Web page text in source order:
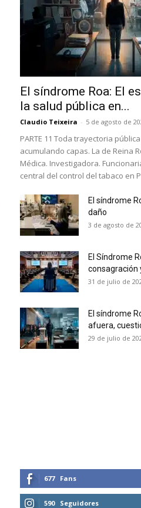
las últimas
diario y recibe todas las
de daños en tu correo
and receive all the news
reduction in your email.
El síndrome Roa: El
la salud pública en...
Claudio Teixeira - 5 de agosto de
PARTE 11 Toda trayectoria
acumulando capas. La de Reina
Médica. Investigadora.
central del control del tabaco en
El síndrome
daño
3 de agosto de
El Síndrome
consagración
31 de julio de
El síndrome
afuera,
29 de julio de
677 Fans
590 Seguidores